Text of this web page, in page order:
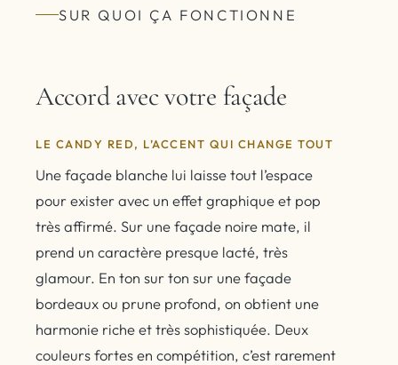
SUR QUOI ÇA FONCTIONNE
Accord avec votre façade
LE CANDY RED, L’ACCENT QUI CHANGE TOUT
Une façade blanche lui laisse tout l’espace
pour exister avec un effet graphique et pop
très affirmé. Sur une façade noire mate, il
prend un caractère presque lacté, très
glamour. En ton sur ton sur une façade
bordeaux ou prune profond, on obtient une
harmonie riche et très sophistiquée. Deux
couleurs fortes en compétition, c’est rarement